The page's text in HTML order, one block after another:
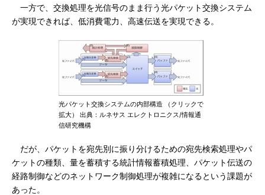
一方で、交換処理を光信号のまま行う光パケット交換システム
が実現できれば、低消費電力、高速伝送を実現できる。
光パケット交換システムの内部構造 （クリックで
拡大） 出典：ルネサス エレクトロニクス/情報通
信研究機構
だが、パケットを宛先別に振り分けるための宛先検索処理やパ
ケットの種類、量を蓄積する統計情報蓄積処理、パケット伝送の
経路制御などのネットワーク制御処理が複雑になるという課題が
あった。